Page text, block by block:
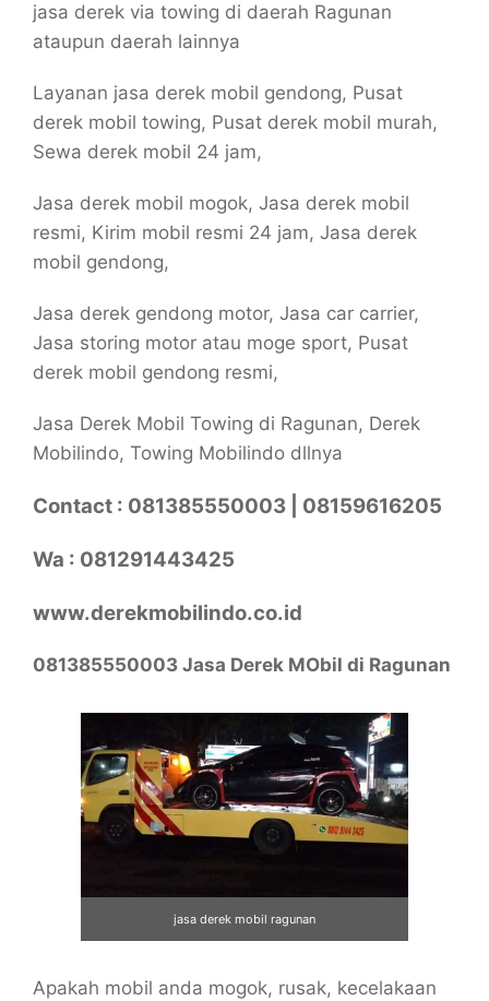
jasa derek via towing di daerah Ragunan
ataupun daerah lainnya
Layanan jasa derek mobil gendong, Pusat
derek mobil towing, Pusat derek mobil murah,
Sewa derek mobil 24 jam,
Jasa derek mobil mogok, Jasa derek mobil
resmi, Kirim mobil resmi 24 jam, Jasa derek
mobil gendong,
Jasa derek gendong motor, Jasa car carrier,
Jasa storing motor atau moge sport, Pusat
derek mobil gendong resmi,
Jasa Derek Mobil Towing di Ragunan, Derek
Mobilindo, Towing Mobilindo dllnya
Contact : 081385550003 | 08159616205
Wa : 081291443425
www.derekmobilindo.co.id
081385550003 Jasa Derek MObil di Ragunan
jasa derek mobil ragunan
Apakah mobil anda mogok, rusak, kecelakaan